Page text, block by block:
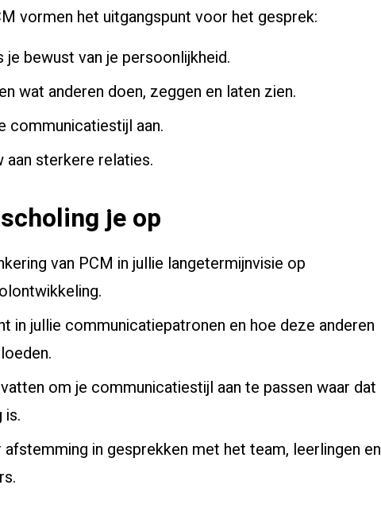
vormen het uitgangspunt voor het gesprek:
je bewust van je persoonlijkheid.
wat anderen doen, zeggen en laten zien.
communicatiestijl aan.
aan sterkere relaties.
je op
van PCM in jullie langetermijnvisie op
in jullie communicatiepatronen en hoe deze anderen
om je communicatiestijl aan te passen waar dat
is.
afstemming in gesprekken met het team, leerlingen en